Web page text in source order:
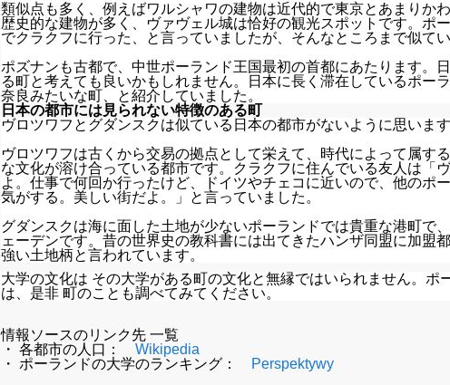
類似点も多く、例えばワルシャワの建物は近代的で東京とあまりか
歴史的な建物が多く、ヴァヴェル城は恰好の観光スポットです。ポ
でクラクフに行った、と言っていましたが、そんなところまで似てい
ポズナンも古都で、中世ポーランド王国最初の首都にあたります。
る町と考えても良いかもしれません。日本に長く滞在しているポー
奈良みたいな町、と紹介していました。
日本の都市には見られない特徴のある町
ヴロツワフとグダンスクは似ている日本の都市がないように思います
ヴロツワフは古くから交易の拠点として栄えて、時代によって属す
な文化が溶け合っている都市です。クラクフに住んでいる友人は「
よ。仕事で何回か行ったけど、ドイツやチェコに近いので、他のポ
気がする。美しい街だよ。」と言っていました。
グダンスクは海に面した土地が少ないポーランドでは貴重な港町で
ェーデンです。昔の世界史の教科書には出てきたハンザ同盟に加盟
強い土地柄と言われています。
大学の文化は その大学がある町の文化と無縁ではいられません。ポ
は、是非 町のことも調べてみてください。
情報ソースのリンク先 一覧
・ 各都市の人口： Wikipedia
・ ポーランドの大学のランキング：
Perspektywy